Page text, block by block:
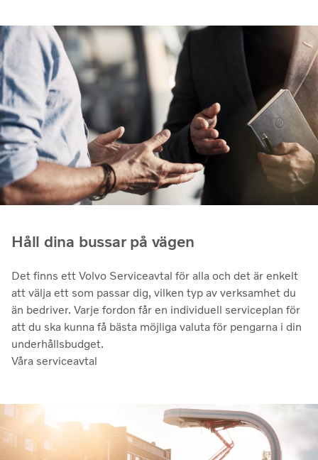
Håll dina bussar på vägen
Det finns ett Volvo Serviceavtal för alla och det är enkelt
att välja ett som passar dig, vilken typ av verksamhet du
än bedriver. Varje fordon får en individuell serviceplan för
att du ska kunna få bästa möjliga valuta för pengarna i din
underhållsbudget.
Våra serviceavtal